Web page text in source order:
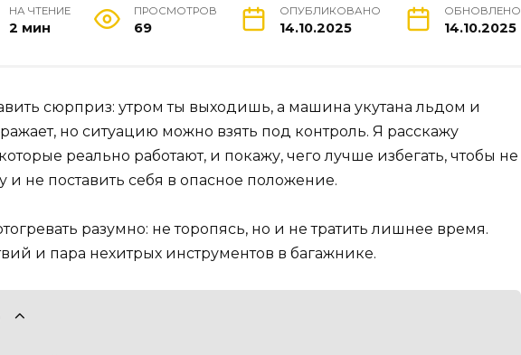
НА ЧТЕНИЕ
2 мин
ПРОСМОТРОВ
69
ОПУБЛИКОВАНО
14.10.2025
ОБНОВЛЕНО
14.10.2025
сюрприз: утром ты выходишь, а машина укутана льдом и
но ситуацию можно взять под контроль. Я расскажу
реально работают, и покажу, чего лучше избегать, чтобы не
и не поставить себя в опасное положение.
разумно: не торопясь, но и не тратить лишнее время.
и пара нехитрых инструментов в багажнике.